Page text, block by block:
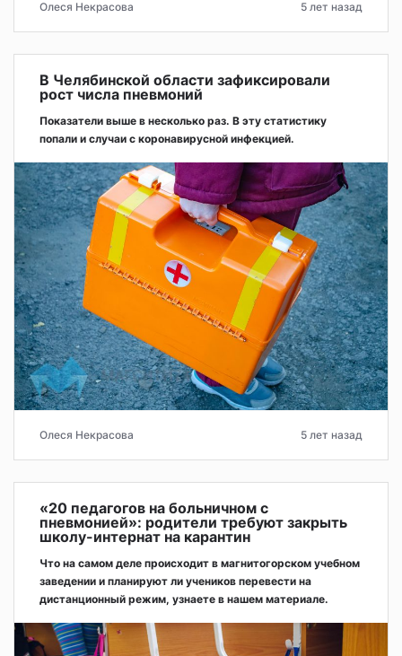
Олеся Некрасова 5 лет назад
В Челябинской области зафиксировали
рост числа пневмоний
Показатели выше в несколько раз. В эту статистику
попали и случаи с коронавирусной инфекцией.
Олеся Некрасова 5 лет назад
«20 педагогов на больничном с
пневмонией»: родители требуют закрыть
школу-интернат на карантин
Что на самом деле происходит в магнитогорском учебном
заведении и планируют ли учеников перевести на
дистанционный режим, узнаете в нашем материале.